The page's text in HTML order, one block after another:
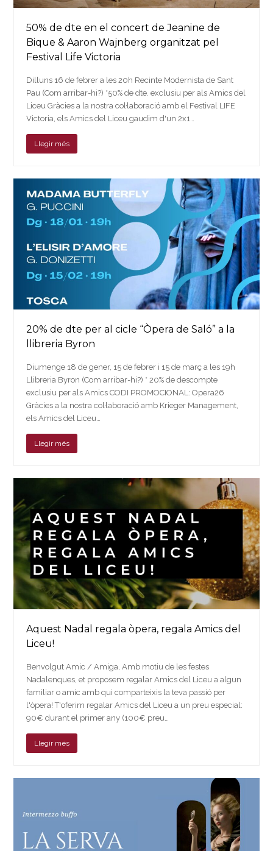
50% de dte en el concert de Jeanine de
Bique & Aaron Wajnberg organitzat pel
Festival Life Victoria
Dilluns 16 de febrer a les 20h Recinte Modernista de Sant
Pau (Com arribar-hi?) *50% de dte. exclusiu per als Amics del
Liceu Gràcies a la nostra col·laboració amb el Festival LIFE
Victoria, els Amics del Liceu gaudim d'un 2x1…
Llegir més
20% de dte per al cicle “Òpera de Saló” a la
llibreria Byron
Diumenge 18 de gener, 15 de febrer i 15 de març a les 19h
Llibreria Byron (Com arribar-hi?) * 20% de descompte
exclusiu per als Amics CODI PROMOCIONAL: Opera26
Gràcies a la nostra col·laboració amb Krieger Management,
els Amics del Liceu…
Llegir més
Aquest Nadal regala òpera, regala Amics del
Liceu!
Benvolgut Amic / Amiga, Amb motiu de les festes
Nadalenques, et proposem regalar Amics del Liceu a algun
familiar o amic amb qui comparteixis la teva passió per
l'òpera! T'oferim regalar Amics del Liceu a un preu especial:
90€ durant el primer any (100€ preu…
Llegir més